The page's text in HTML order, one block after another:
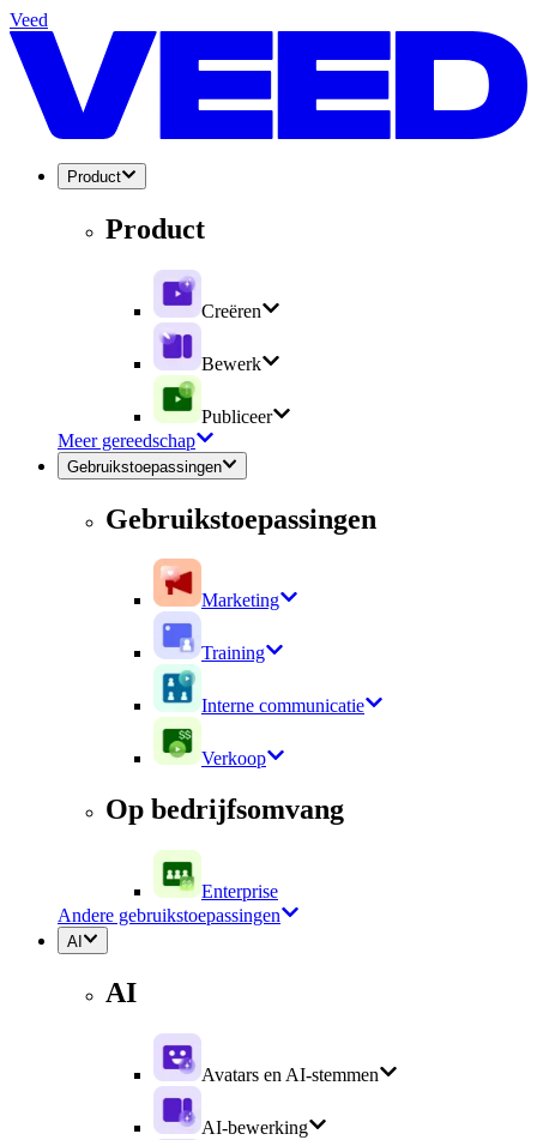
Veed
Product
Product
Creëren
Bewerk
Publiceer
Meer gereedschap
Gebruikstoepassingen
Gebruikstoepassingen
Marketing
Training
Interne communicatie
Verkoop
Op bedrijfsomvang
Enterprise
Andere gebruikstoepassingen
AI
AI
Avatars en AI-stemmen
AI-bewerking